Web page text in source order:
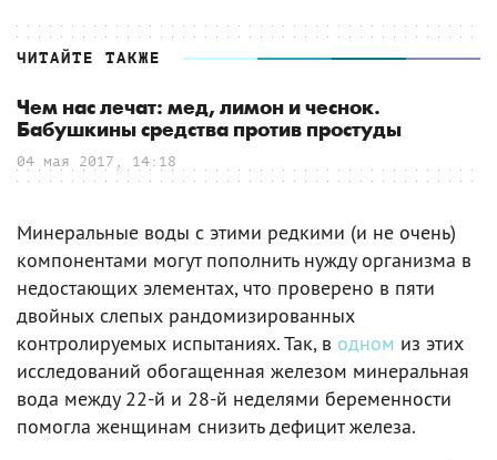
ЧИТАЙТЕ ТАКЖЕ
Чем нас лечат: мед, лимон и чеснок.
Бабушкины средства против простуды
04 мая 2017, 14:18
Минеральные воды с этими редкими (и не очень)
компонентами могут пополнить нужду организма в
недостающих элементах, что проверено в пяти
двойных слепых рандомизированных
контролируемых испытаниях. Так, в одном из этих
исследований обогащенная железом минеральная
вода между 22-й и 28-й неделями беременности
помогла женщинам снизить дефицит железа.